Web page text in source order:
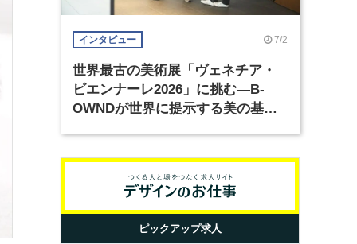
インタビュー 7/2
世界最古の美術展「ヴェネチア・
ビエンナーレ2026」に挑む―B-
OWNDが世界に提示する美の基準
ピックアップ求人